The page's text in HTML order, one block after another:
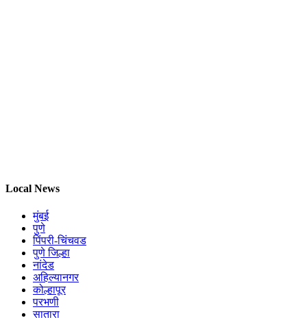
Local News
मुंबई
पुणे
पिंपरी-चिंचवड
पुणे जिल्हा
नांदेड
अहिल्यानगर
कोल्हापूर
परभणी
सातारा